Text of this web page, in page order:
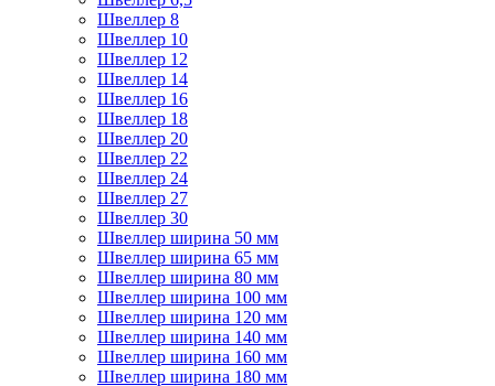
Швеллер 8
Швеллер 10
Швеллер 12
Швеллер 14
Швеллер 16
Швеллер 18
Швеллер 20
Швеллер 22
Швеллер 24
Швеллер 27
Швеллер 30
Швеллер ширина 50 мм
Швеллер ширина 65 мм
Швеллер ширина 80 мм
Швеллер ширина 100 мм
Швеллер ширина 120 мм
Швеллер ширина 140 мм
Швеллер ширина 160 мм
Швеллер ширина 180 мм